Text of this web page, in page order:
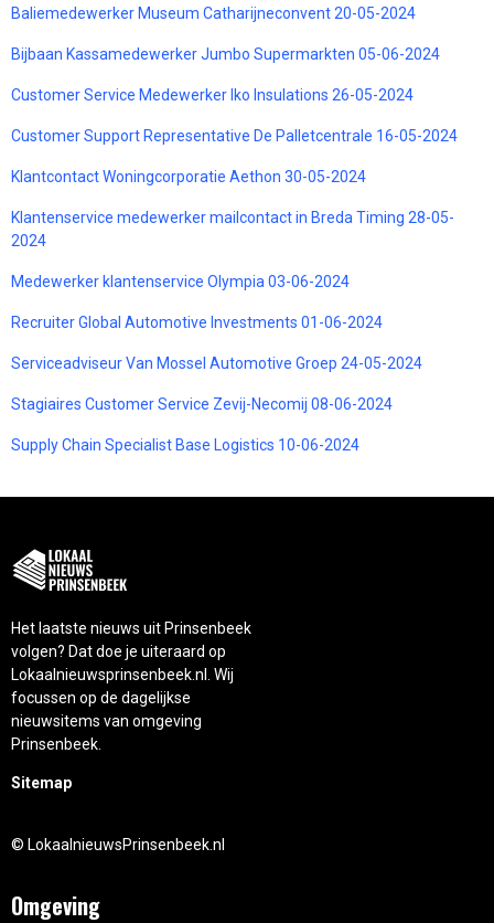
Baliemedewerker Museum Catharijneconvent 20-05-2024
Bijbaan Kassamedewerker Jumbo Supermarkten 05-06-2024
Customer Service Medewerker Iko Insulations 26-05-2024
Customer Support Representative De Palletcentrale 16-05-2024
Klantcontact Woningcorporatie Aethon 30-05-2024
Klantenservice medewerker mailcontact in Breda Timing 28-05-
2024
Medewerker klantenservice Olympia 03-06-2024
Recruiter Global Automotive Investments 01-06-2024
Serviceadviseur Van Mossel Automotive Groep 24-05-2024
Stagiaires Customer Service Zevij-Necomij 08-06-2024
Supply Chain Specialist Base Logistics 10-06-2024
Het laatste nieuws uit Prinsenbeek
volgen? Dat doe je uiteraard op
Lokaalnieuwsprinsenbeek.nl. Wij
focussen op de dagelijkse
nieuwsitems van omgeving
Prinsenbeek.
Sitemap
© LokaalnieuwsPrinsenbeek.nl
Omgeving